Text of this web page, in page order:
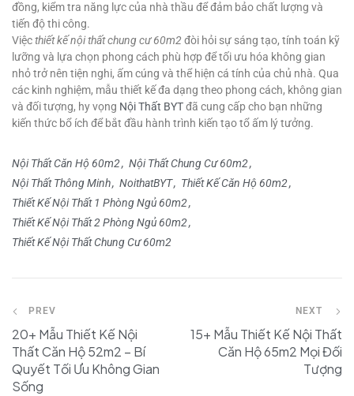
đồng, kiểm tra năng lực của nhà thầu để đảm bảo chất lượng và
tiến độ thi công.
Việcthiết kế nội thất chung cư 60m2 đòi hỏi sự sáng tạo, tính toán kỹ
lưỡng và lựa chọn phong cách phù hợp để tối ưu hóa không gian
nhỏ trở nên tiện nghi, ấm cúng và thể hiện cá tính của chủ nhà. Qua
các kinh nghiệm, mẫu thiết kế đa dạng theo phong cách, không gian
và đối tượng, hy vọng Nội Thất BYTđã cung cấp cho bạn những
kiến thức bổ ích để bắt đầu hành trình kiến tạo tổ ấm lý tưởng.
Nội Thất Căn Hộ 60m2
Nội Thất Chung Cư 60m2
Nội Thất Thông Minh
NoithatBYT
Thiết Kế Căn Hộ 60m2
Thiết Kế Nội Thất 1 Phòng Ngủ 60m2
Thiết Kế Nội Thất 2 Phòng Ngủ 60m2
Thiết Kế Nội Thất Chung Cư 60m2
PREV
20+ Mẫu Thiết Kế Nội
Thất Căn Hộ 52m2 – Bí
Quyết Tối Ưu Không Gian
Sống
NEXT
15+ Mẫu Thiết Kế Nội Thất
Căn Hộ 65m2 Mọi Đối
Tượng